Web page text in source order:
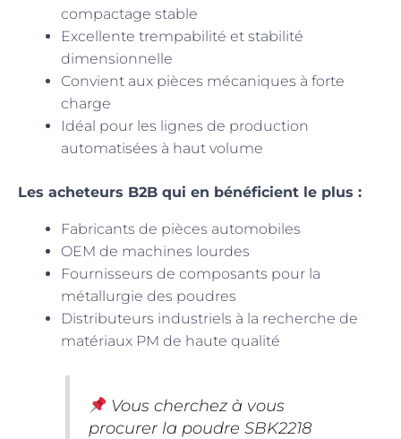
compactage stable
Excellente trempabilité et stabilité
dimensionnelle
Convient aux pièces mécaniques à forte
charge
Idéal pour les lignes de production
automatisées à haut volume
Les acheteurs B2B qui en bénéficient le plus :
Fabricants de pièces automobiles
OEM de machines lourdes
Fournisseurs de composants pour la
métallurgie des poudres
Distributeurs industriels à la recherche de
matériaux PM de haute qualité
Vous cherchez à vous
procurer la poudre SBK2218